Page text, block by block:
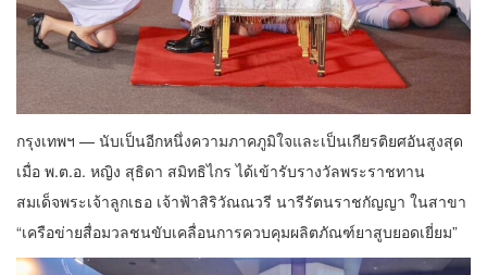
กรุงเทพฯ — นับเป็นอีกหนึ่งความภาคภูมิใจและเป็นเกียรติยศอันสูงสุด
เมื่อ พ.ต.อ. หญิง สุธิดา สมิทธิไกร ได้เข้ารับรางวัลพระราชทาน
สมเด็จพระเจ้าลูกเธอ เจ้าฟ้าสิริวัณณวรี นารีรัตนราชกัญญา ในสาขา
“เครือข่ายสื่อมวลชนขับเคลื่อนการควบคุมผลิตภัณฑ์ยาสูบยอดเยี่ยม”